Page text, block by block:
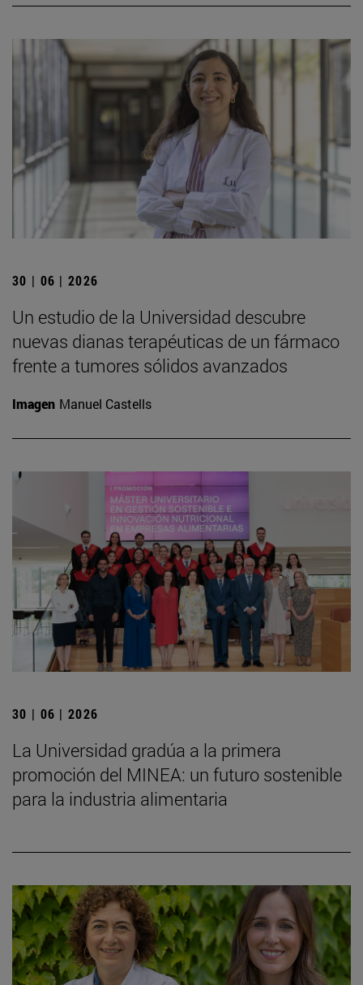
30 | 06 | 2026
Un estudio de la Universidad descubre
nuevas dianas terapéuticas de un fármaco
frente a tumores sólidos avanzados
Imagen Manuel Castells
30 | 06 | 2026
La Universidad gradúa a la primera
promoción del MINEA: un futuro sostenible
para la industria alimentaria